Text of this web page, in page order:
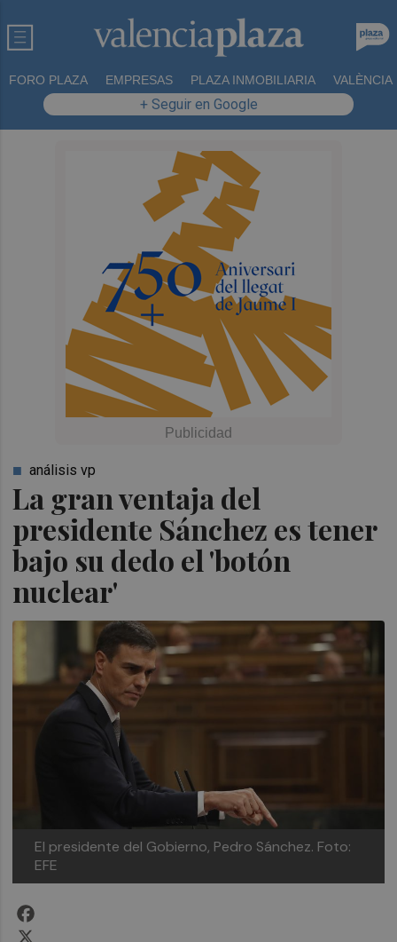
FORO PLAZA EMPRESAS PLAZA INMOBILIARIA VALÈNCIA
+ Seguir en Google
La gran ventaja del
presidente Sánchez es tener
bajo su dedo el 'botón
nuclear'
análisis vp
El presidente del Gobierno, Pedro Sánchez. Foto:
EFE